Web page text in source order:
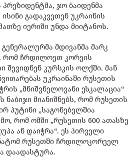
პრეზიდენტმა, ჯო ბაიდენმა
გადაკვეთენ უკრაინის
იერიში უნდა მიიტანოს.
მდივანმა მარკ
რომ ჩრდილოეთ კორეის
შევიდნენ კურსკის ოლქში. მან
უკრაინაში რუსეთის
„მნიშვნელოვანი ესკალაცია“
ნაბიჯი მიანიშნებს, რომ რუსეთის
პუტინი „საგონებელშია
რომ ომში „რუსეთის 600 ათასზე
ან დაიჭრა“. ეს პირველი
რუსეთში ჩრდილოკორეელ
დაადასტურა.